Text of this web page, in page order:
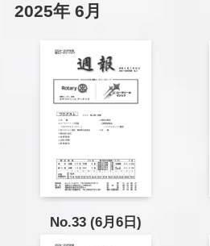
2025年 6月
No.33 (6月6日)